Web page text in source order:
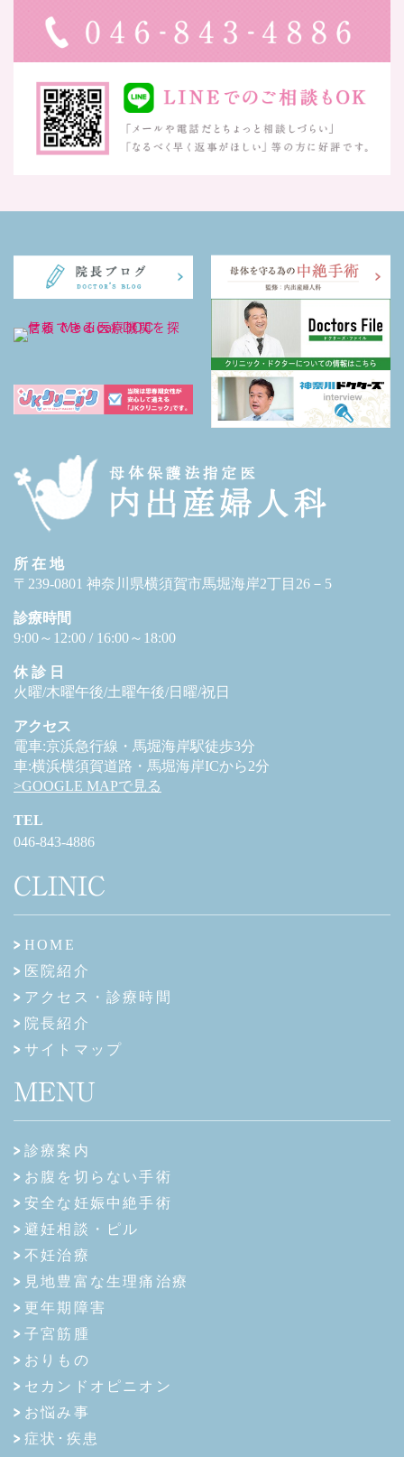
所 在 地
〒239-0801 神奈川県横須賀市馬堀海岸2丁目26－5
診療時間
9:00～12:00 / 16:00～18:00
休 診 日
火曜/木曜午後/土曜午後/日曜/祝日
アクセス
電車:京浜急行線・馬堀海岸駅徒歩3分
車:横浜横須賀道路・馬堀海岸ICから2分
>GOOGLE MAPで見る
TEL
046-843-4886
CLINIC
HOME
医院紹介
アクセス・診療時間
院長紹介
サイトマップ
MENU
診療案内
お腹を切らない手術
安全な妊娠中絶手術
避妊相談・ピル
不妊治療
見地豊富な生理痛治療
更年期障害
子宮筋腫
おりもの
セカンドオピニオン
お悩み事
症状･疾患